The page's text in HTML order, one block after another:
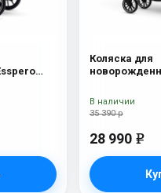
Коляска для
35 390 р
28 990 e
В наличии